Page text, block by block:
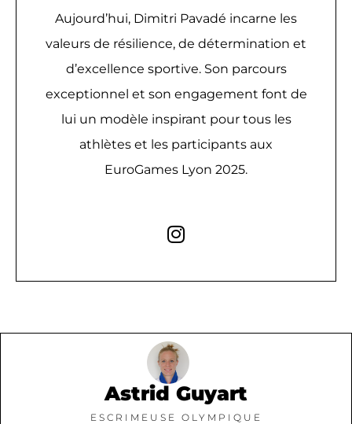
Aujourd’hui, Dimitri Pavadé incarne les
valeurs de résilience, de détermination et
d’excellence sportive. Son parcours
exceptionnel et son engagement font de
lui un modèle inspirant pour tous les
athlètes et les participants aux
EuroGames Lyon 2025.
Astrid Guyart
ESCRIMEUSE OLYMPIQUE